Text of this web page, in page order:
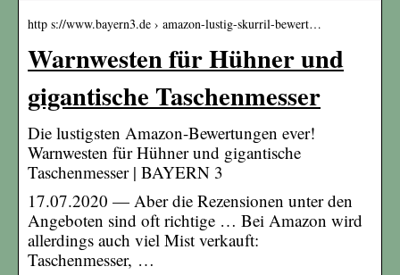
http s://www.bayern3.de › amazon-lustig-skurril-bewert…
Warnwesten für Hühner und
gigantische Taschenmesser
Die lustigsten Amazon-Bewertungen ever!
Warnwesten für Hühner und gigantische
Taschenmesser | BAYERN 3
17.07.2020 — Aber die Rezensionen unter den
Angeboten sind oft richtige … Bei Amazon wird
allerdings auch viel Mist verkauft:
Taschenmesser, …